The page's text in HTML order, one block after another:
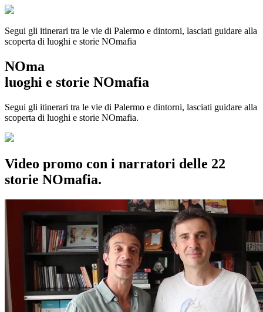
Segui gli itinerari tra le vie di Palermo e dintorni, lasciati guidare alla
scoperta di luoghi e storie NOmafia
NOma
luoghi e storie NOmafia
Segui gli itinerari tra le vie di Palermo e dintorni, lasciati guidare alla
scoperta di luoghi e storie NOmafia.
Video promo con i narratori delle 22
storie NOmafia.